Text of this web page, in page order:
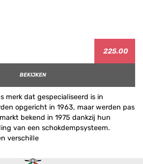
225.00
BEKIJKEN
merk dat gespecialiseerd is in
opgericht in 1963, maar werden pas
bekend in 1975 dankzij hun
van een schokdempsysteem.
verschille